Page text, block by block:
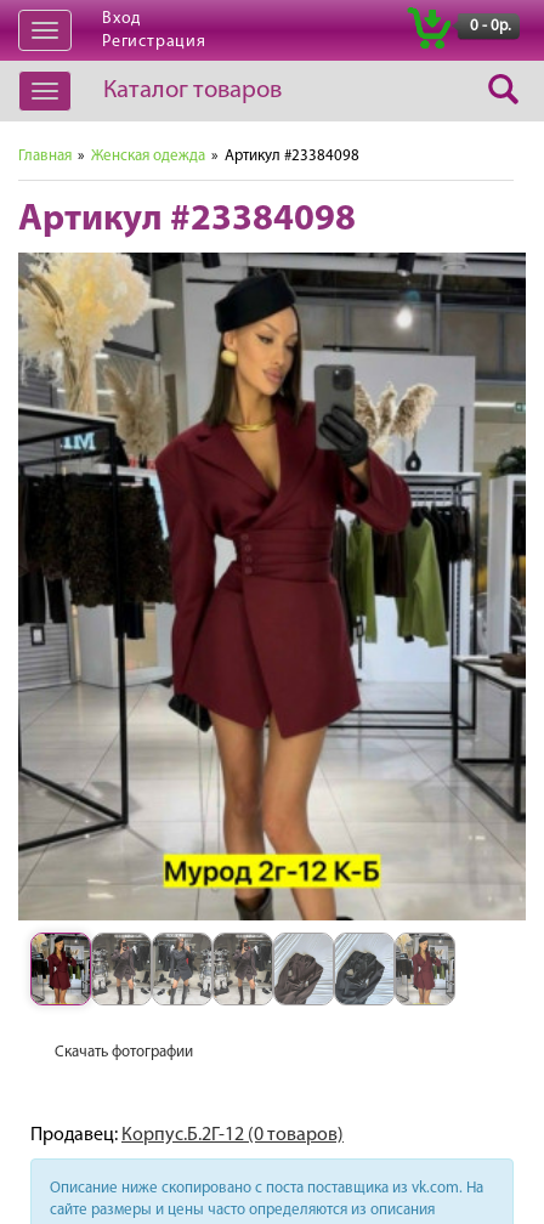
Открыть
навигацию
Вход
Регистрация
0 - 0р.
Открыть
навигацию
Каталог товаров
Главная » Женская одежда » Артикул #23384098
Артикул #23384098
Скачать фотографии
Продавец: Корпус.Б.2Г-12 (0 товаров)
Описание ниже скопировано с поста поставщика из vk.com. На
сайте размеры и цены часто определяются из описания